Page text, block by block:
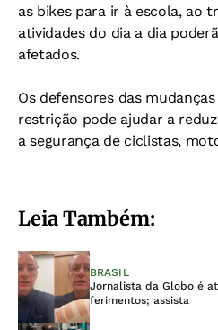
as bikes para ir à escola, ao
atividades do dia a dia
afetados.
Os defensores das
restrição pode ajudar a
a segurança de ciclistas,
Leia Também:
BRASIL
Jornalista da Globo é
ferimentos; assista